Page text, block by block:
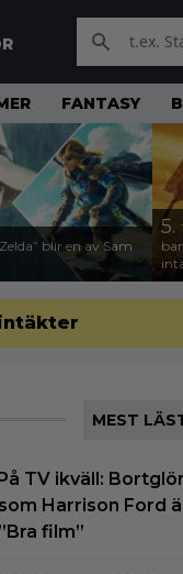
FANTASY
blir en av Sam
5.
MEST
TV ikväll:
som Harrison Ford
”Bra film”